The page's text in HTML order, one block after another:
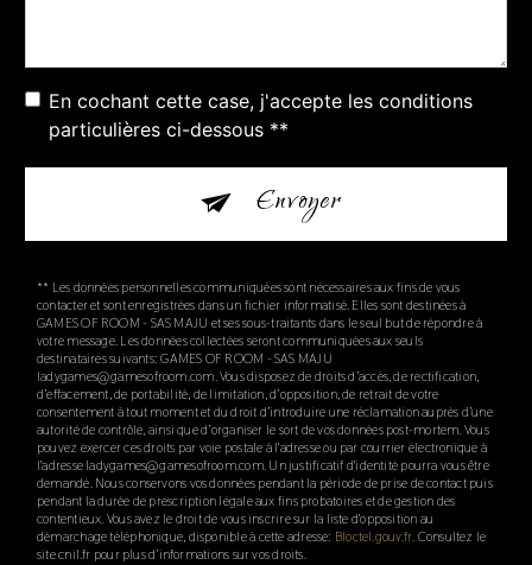
En cochant cette case, j'accepte les conditions
particulières ci-dessous **
Envoyer
** Les données personnelles communiquées sont nécessaires aux fins de vous
contacter et sont enregistrées dans un fichier informatisé. Elles sont destinées à
GAMES OF ROOM - SAS MAJU et ses sous-traitants dans le seul but de répondre à
votre message. Les données collectées seront communiquées aux seuls
destinataires suivants: GAMES OF ROOM - SAS MAJU
ladygames@gamesofroom.com. Vous disposez de droits d’accès, de rectification,
d’effacement, de portabilité, de limitation, d’opposition, de retrait de votre
consentement à tout moment et du droit d’introduire une réclamation auprès d’une
autorité de contrôle, ainsi que d’organiser le sort de vos données post-mortem. Vous
pouvez exercer ces droits par voie postale à l'adresse ou par courrier électronique à
l'adresse ladygames@gamesofroom.com. Un justificatif d'identité pourra vous être
demandé. Nous conservons vos données pendant la période de prise de contact puis
pendant la durée de prescription légale aux fins probatoires et de gestion des
contentieux. Vous avez le droit de vous inscrire sur la liste d'opposition au
démarchage téléphonique, disponible à cette adresse: Bloctel.gouv.fr. Consultez le
site cnil.fr pour plus d’informations sur vos droits.